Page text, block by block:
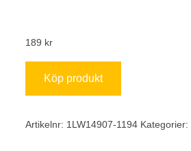
189 kr
Köp produkt
Artikelnr: 1LW14907-1194 Kategorier: